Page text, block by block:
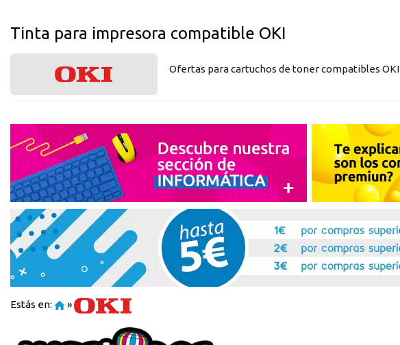
Tinta para impresora compatible OKI
Ofertas para cartuchos de toner compatibles OKI
Estás en: »